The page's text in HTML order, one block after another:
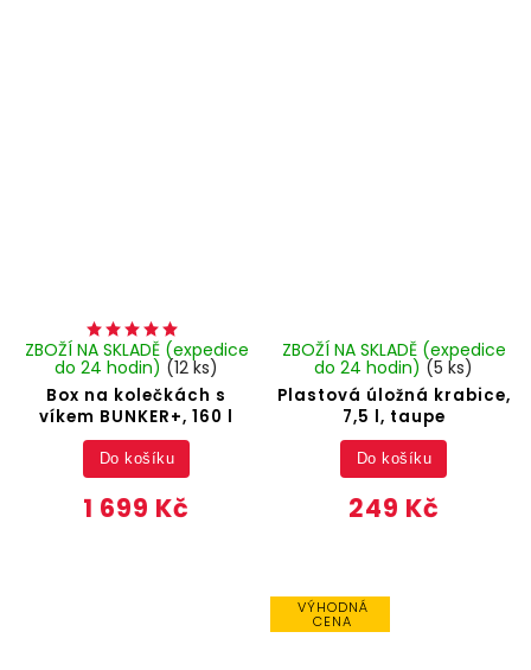
Box na kolečkách s
víkem BUNKER+, 160 l
ZBOŽÍ NA SKLADĚ (expedice
do 24 hodin) (12 ks)
1 699 Kč
Do košíku
Plastová úložná krabice,
7,5 l, taupe
ZBOŽÍ NA SKLADĚ (expedice
do 24 hodin) (5 ks)
249 Kč
Do košíku
VÝHODNÁ
CENA